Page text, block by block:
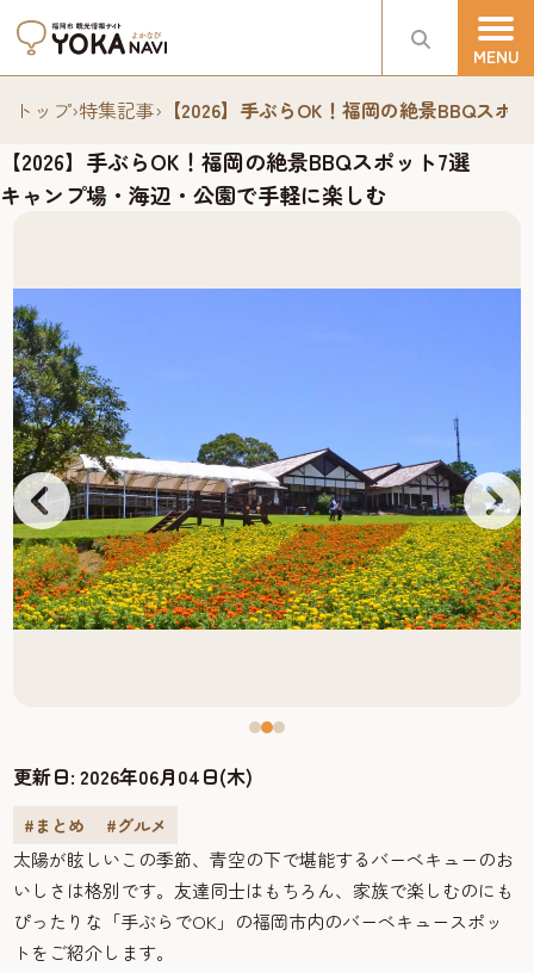
トップ›特集記事› 【2026】手ぶらOK！福岡の絶景BBQス
【2026】手ぶらOK！福岡の絶景BBQスポット7選
キャンプ場・海辺・公園で手軽に楽しむ
更新日:2026年06月04日(木)
#まとめ #グルメ
太陽が眩しいこの季節、青空の下で堪能するバーベキューのお
いしさは格別です。友達同士はもちろん、家族で楽しむのにも
ぴったりな「手ぶらでOK」の福岡市内のバーベキュースポッ
トをご紹介します。